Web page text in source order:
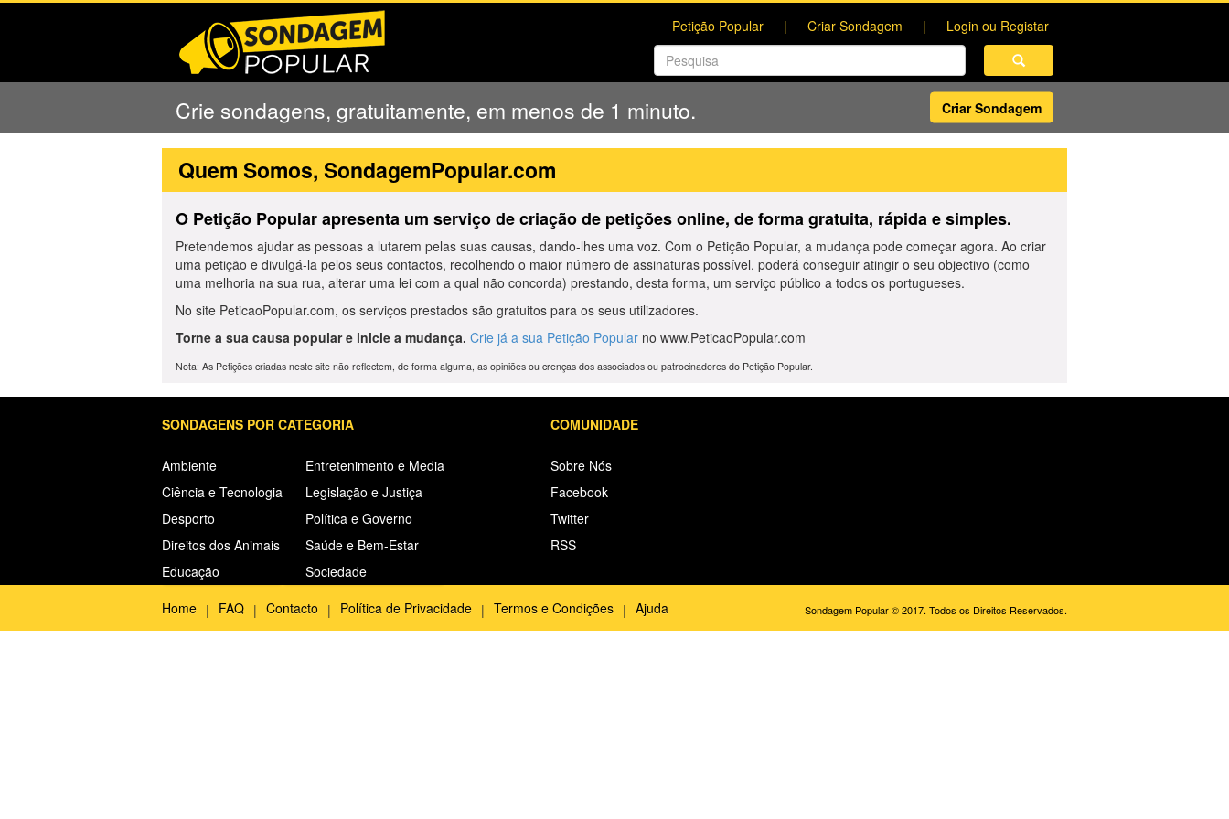
Petição Popular Criar Sondagem Login ou Registar
Crie sondagens, gratuitamente, em menos de 1 minuto. Criar Sondagem
Quem Somos, SondagemPopular.com
O Petição Popular apresenta um serviço de criação de petições online, de forma gratuita, rápida e simples.
Pretendemos ajudar as pessoas a lutarem pelas suas causas, dando-lhes uma voz. Com o Petição Popular, a mudança pode começar agora. Ao criar
uma petição e divulgá-la pelos seus contactos, recolhendo o maior número de assinaturas possível, poderá conseguir atingir o seu objectivo (como
uma melhoria na sua rua, alterar uma lei com a qual não concorda) prestando, desta forma, um serviço público a todos os portugueses.
No site PeticaoPopular.com, os serviços prestados são gratuitos para os seus utilizadores.
Torne a sua causa popular e inicie a mudança. Crie já a sua Petição Popular no www.PeticaoPopular.com
Nota: As Petições criadas neste site não reflectem, de forma alguma, as opiniões ou crenças dos associados ou patrocinadores do Petição Popular.
SONDAGENS POR CATEGORIA COMUNIDADE
Ambiente
Ciência e Tecnologia
Desporto
Direitos dos Animais
Educação
Entretenimento e Media
Legislação e Justiça
Política e Governo
Saúde e Bem-Estar
Sociedade
Sobre Nós
Facebook
Twitter
RSS
Home FAQ Contacto Política de Privacidade Termos e Condições Ajuda Sondagem Popular © 2017. Todos os Direitos Reservados.